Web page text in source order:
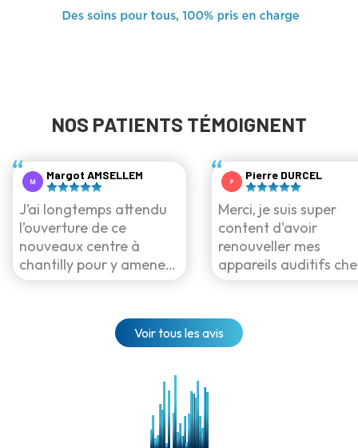
NOS PATIENTS TÉMOIGNENT
Margot AMSELLEM
J’ai longtemps attendu
l’ouverture de ce
nouveaux centre à
chantilly pour y amener
mon grand père.
avait été appareillé par
cet audioprothésiste
faire preuve de patience
Pierre DURCEL
Merci, je suis super
content d'avoir
renouveller mes
appareils auditifs
vous. Un accueil
appareils à la pointe
la technologie moins
Voir tous les avis